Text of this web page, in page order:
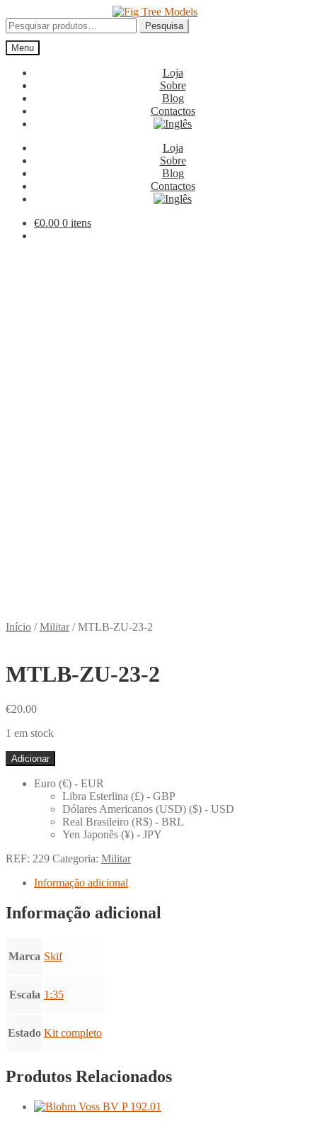
para
a
navegação
para
o
conteúdo
Pesquisar
por:
Pesquisa
Menu
Loja
Sobre
Blog
Contactos
Loja
Sobre
Blog
Contactos
€0.00 0 itens
Início /Militar/MTLB-ZU-23-2
MTLB-ZU-23-2
€20.00
1 em stock
Quantidade
de
MTLB-
Adicionar
Euro (€) - EUR
Libra Esterlina (£) - GBP
Dólares Americanos (USD) ($) - USD
Real Brasileiro (R$) - BRL
Yen Japonês (¥) - JPY
REF: 229 Categoria: Militar
Informação adicional
Informação adicional
Marca Skif
Escala 1:35
Estado Kit completo
Produtos Relacionados